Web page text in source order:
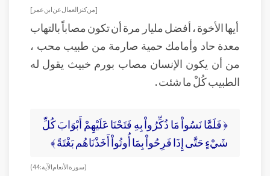
[ من كنز العمال عن ابن عمر ]
أيها الأخوة ، أفضل مليار مرة أن تكون مصاباً بالتهاب
معدة حاد وأمامك حمية صارمة من طبيب محب ،
من أن يكون الإنسان مصاب بورم خبيث يقول له
الطبيب كُلْ ما شئت .
﴿ فَلَمَّا نَسُواْ مَا ذُكِّرُواْ بِهِ فَتَحْنَا عَلَيْهِمْ أَبْوَابَ كُلِّ
شَيْءٍ حَتَّى إِذَا فَرِحُواْ بِمَا أُوتُواْ أَخَذْنَاهُم بَغْتَةً ﴾
( سورة الأنعام الآية : 44 )